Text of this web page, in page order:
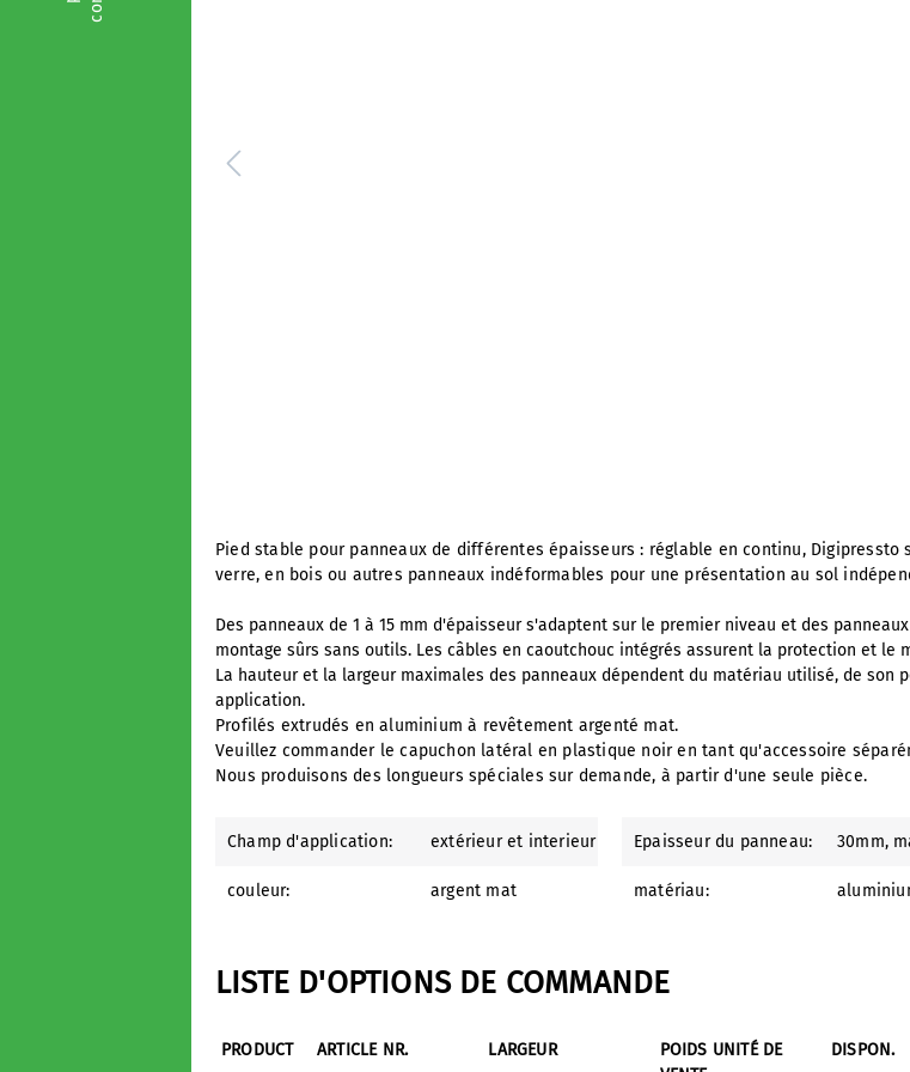
Pied stable pour panneaux de différentes épaisseurs : réglable en continu,
verre, en bois ou autres panneaux indéformables pour une présentation au sol
Des panneaux de 1 à 15 mm d'épaisseur s'adaptent sur le premier niveau et des
montage sûrs sans outils. Les câbles en caoutchouc intégrés assurent la protection et le
La hauteur et la largeur maximales des panneaux dépendent du matériau utilisé, de
application.
Profilés extrudés en aluminium à revêtement argenté mat.
Veuillez commander le capuchon latéral en plastique noir en tant qu'accessoire
Nous produisons des longueurs spéciales sur demande, à partir d'une seule pièce.
Champ d'application: extérieur et interieur Epaisseur du panneau: 30mm,
couleur: argent mat matériau:
LISTE D'OPTIONS DE COMMANDE
PRODUCT ARTICLE NR. LARGEUR
POIDS UNITÉ DE
DISPON.